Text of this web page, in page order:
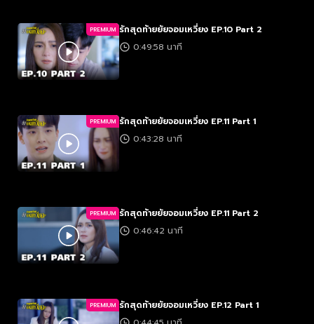
PREMIUM รักสุดท้ายยัยจอมเหวี่ยง EP.10 Part 2
0:49:58 นาที
PREMIUM รักสุดท้ายยัยจอมเหวี่ยง EP.11 Part 1
0:43:28 นาที
PREMIUM รักสุดท้ายยัยจอมเหวี่ยง EP.11 Part 2
0:46:42 นาที
PREMIUM รักสุดท้ายยัยจอมเหวี่ยง EP.12 Part 1